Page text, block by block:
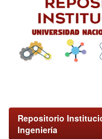
Repositorio
Ingeniería